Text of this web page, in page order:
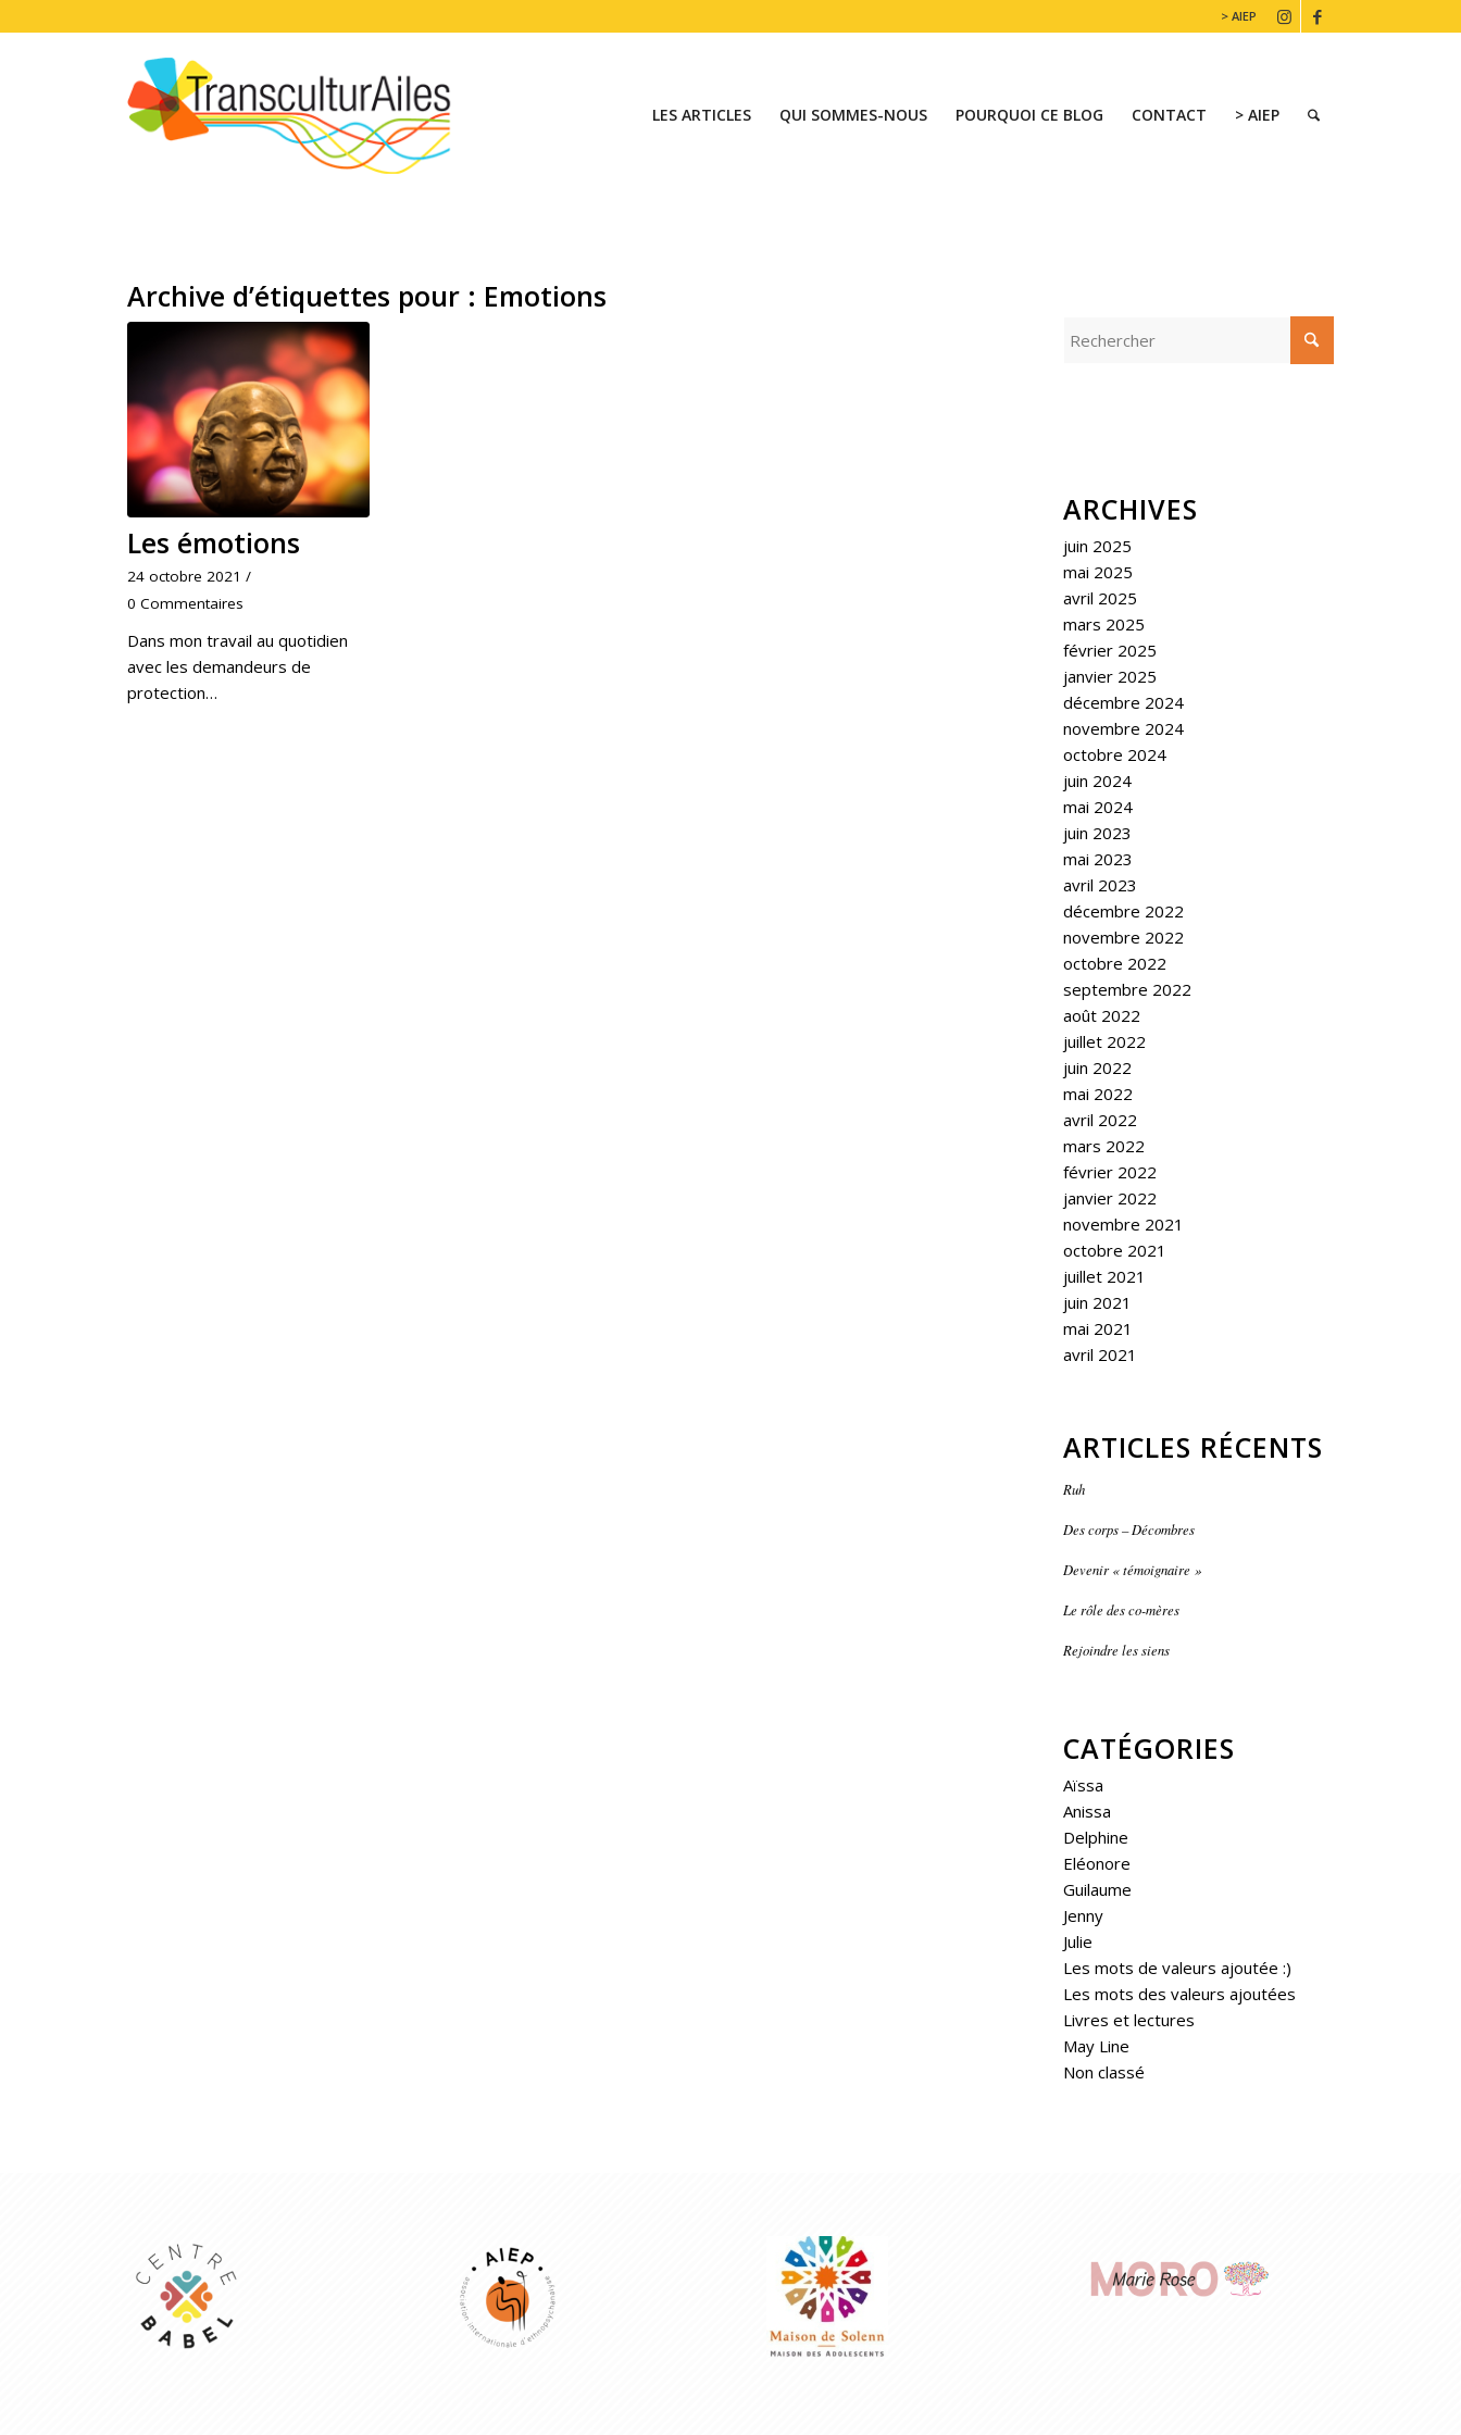
> AIEP
LES ARTICLES QUI SOMMES-NOUS POURQUOI CE BLOG CONTACT > AIEP
Archive d’étiquettes pour : Emotions
Les émotions
24 octobre 2021 /
0 Commentaires
Dans mon travail au quotidien
avec les demandeurs de
protection…
ARCHIVES
juin 2025
mai 2025
avril 2025
mars 2025
février 2025
janvier 2025
décembre 2024
novembre 2024
octobre 2024
juin 2024
mai 2024
juin 2023
mai 2023
avril 2023
décembre 2022
novembre 2022
octobre 2022
septembre 2022
août 2022
juillet 2022
juin 2022
mai 2022
avril 2022
mars 2022
février 2022
janvier 2022
novembre 2021
octobre 2021
juillet 2021
juin 2021
mai 2021
avril 2021
ARTICLES RÉCENTS
Ruh
Des corps – Décombres
Devenir « témoignaire »
Le rôle des co-mères
Rejoindre les siens
CATÉGORIES
Aïssa
Anissa
Delphine
Eléonore
Guilaume
Jenny
Julie
Les mots de valeurs ajoutée :)
Les mots des valeurs ajoutées
Livres et lectures
May Line
Non classé